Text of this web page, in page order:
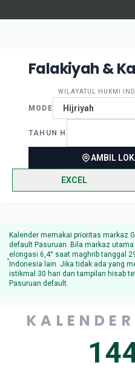
Falakiyah &
WILAYATUL HUKMI
MODE
TAHUN H
AMBIL
EXCEL
Kalender memakai prioritas markaz
default Pasuruan. Bila markaz
elongasi 6,4° saat maghrib tanggal
Indonesia lain. Jika tidak ada yang
istikmal 30 hari dan tampilan hisab
Pasuruan default.